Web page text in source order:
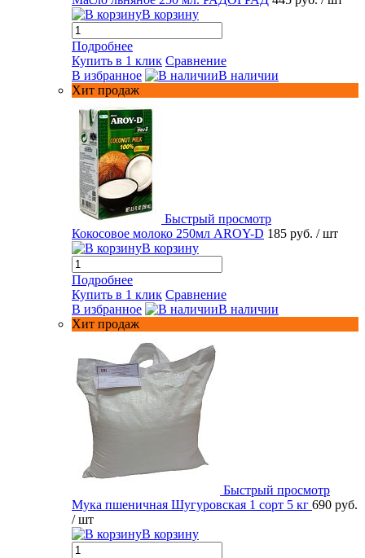
В корзину
Подробнее
Купить в 1 клик Сравнение
В избранное
В наличии
Хит продаж
Быстрый просмотр
Кокосовое молоко 250мл AROY-D 185 руб. / шт
В корзину
Подробнее
Купить в 1 клик Сравнение
В избранное
В наличии
Хит продаж
Быстрый просмотр
Мука пшеничная Шугуровская 1 сорт 5 кг 690 руб.
/ шт
В корзину